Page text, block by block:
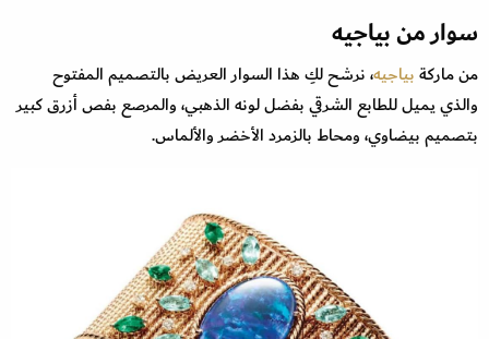
سوار من بياجيه
من ماركةبياجيه، نرشح لكِ هذا السوار العريض بالتصميم المفتوح
والذي يميل للطابع الشرقي بفضل لونه الذهبي، والمرصع بفص أزرق كبير
بتصميم بيضاوي، ومحاط بالزمرد الأخضر والألماس.